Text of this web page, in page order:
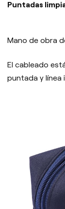
Puntadas
Mano de obra
El cableado
puntada y línea